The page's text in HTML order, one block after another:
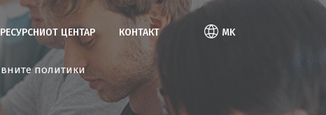
ЦЕНТАР КОНТАКТ MK
политики